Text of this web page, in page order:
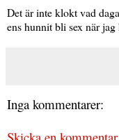
Det är inte klokt vad
ens hunnit bli sex när
Inga kommentarer: